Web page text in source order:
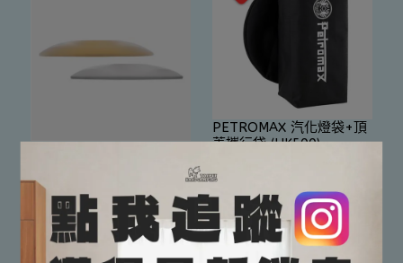
銅】
NT$1,800
加入購物車
PETROMAX 汽化燈袋+頂
蓋攜行袋 (HK500)
加入購物車